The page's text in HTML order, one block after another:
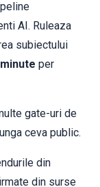
AI. Ruleaza
subiectului
per
gate-uri de
ceva public.
din
din surse